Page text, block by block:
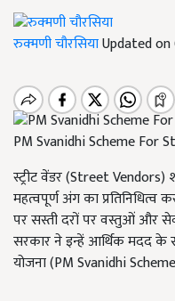
रुक्मणी चौरसियाUpdated on
PM Svanidhi Scheme For
स्ट्रीट वेंडर (Street Vendors)
महत्वपूर्ण अंग का
पर सस्ती दरों पर वस्तुओं और
सरकार ने इन्हें आर्थिक मदद के
योजना (PM Svanidhi